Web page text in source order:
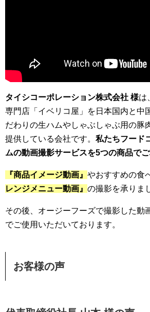
タイシコーポレーション株式会社 様は
専門店「イベリコ屋」を日本国内と中
だわりの生ハムやしゃぶしゃぶ用の豚
提供している会社です。 私たちフード
ムの動画撮影サービスを5つの商品でご
『商品イメージ動画』 やおすすめの食
レンジメニュー動画』 の撮影を承りま
その後、オージーフーズで撮影した動
でご使用いただいております。
お客様の声